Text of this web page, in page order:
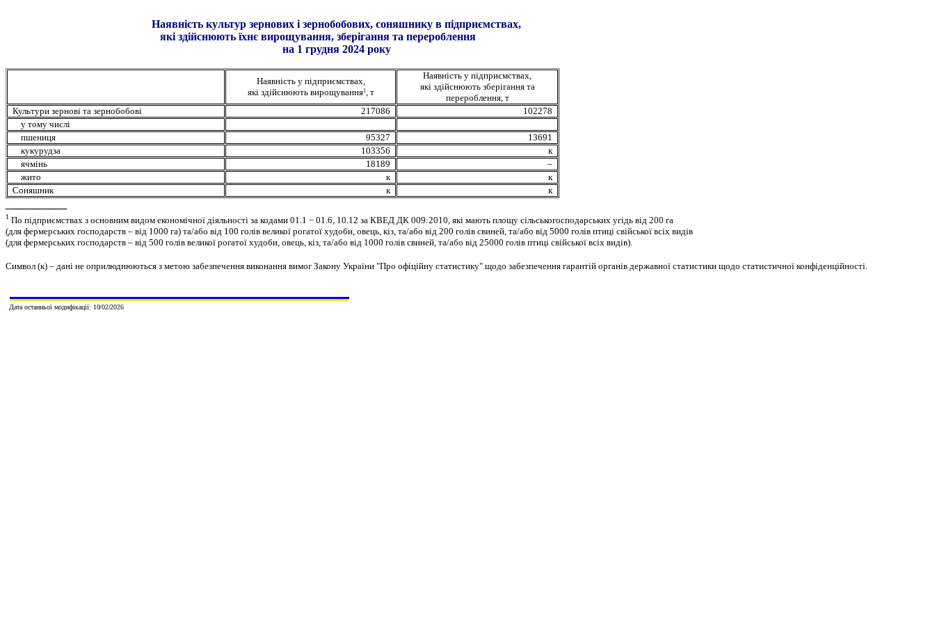
Наявність культур зернових і зернобобових, соняшнику в підприємствах,
які здійснюють їхнє вирощування, зберігання та перероблення
на 1 грудня 2024 року
Наявність у підприємствах,
які здійснюють вирощування1, т
Наявність у підприємствах,
які здійснюють зберігання та
перероблення, т
Культури зернові та зернобобові
217086
102278
у тому числі
пшениця
95327
13691
кукурудза
103356
к
ячмінь
18189
–
жито
к
к
Соняшник
к к
1 По підприємствах з основним видом економічної діяльності за кодами 01.1 − 01.6, 10.12 за КВЕД ДК 009:2010, які мають площу сільськогосподарських угідь від 200 га
(для фермерських господарств – від 1000 га) та/або від 100 голів великої рогатої худоби, овець, кіз, та/або від 200 голів свиней, та/або від 5000 голів птиці свійської всіх видів
(для фермерських господарств – від 500 голів великої рогатої худоби, овець, кіз, та/або від 1000 голів свиней, та/або від 25000 голів птиці свійської всіх видів).
Cимвол (к) – дані не оприлюднюються з метою забезпечення виконання вимог Закону України "Про офіційну статистику" щодо забезпечення гарантій органів державної статистики щодо статистичної конфіденційності.
Дата останньої модифікації: 10/02/2026